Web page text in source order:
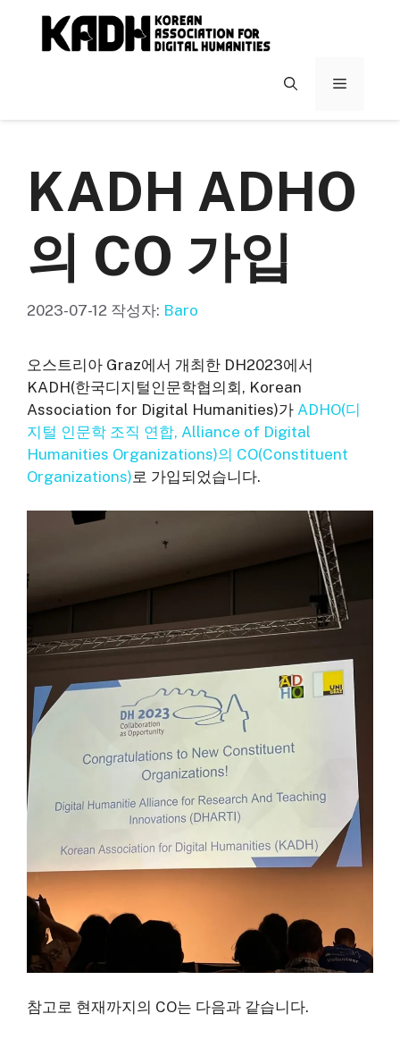
메
KADH ADHO
의 CO 가입
2023-07-12 작성자: Baro
오스트리아 Graz에서 개최한 DH2023에서
KADH(한국디지털인문학협의회, Korean
Association for Digital Humanities)가 ADHO(디
지털 인문학 조직 연합, Alliance of Digital
Humanities Organizations)의 CO(Constituent
Organizations) 로 가입되었습니다.
참고로 현재까지의 CO는 다음과 같습니다.